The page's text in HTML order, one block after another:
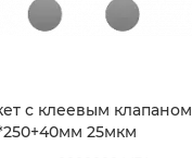
с клеевым клапаном
25мкм